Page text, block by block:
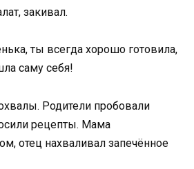
закивал.
ты всегда хорошо готовила,
саму себя!
Родители пробовали
рецепты. Мама
отец нахваливал запечённое